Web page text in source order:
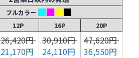
フルカラー
12P 16P 20P
26,420円
21,170円
30,910円
24,110円
47,620円
36,550円